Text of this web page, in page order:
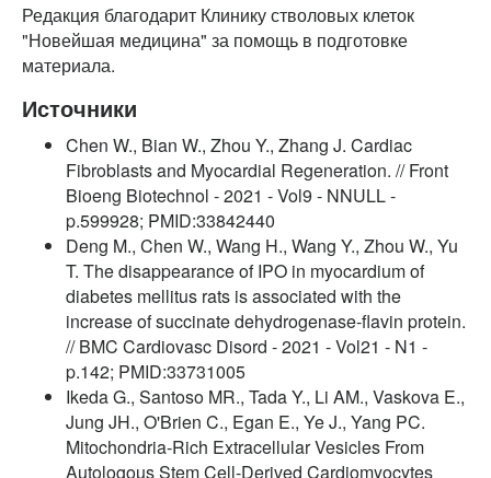
Редакция благодарит Клинику стволовых клеток
"Новейшая медицина" за помощь в подготовке
материала.
Источники
Chen W., Bian W., Zhou Y., Zhang J. Cardiac
Fibroblasts and Myocardial Regeneration. // Front
Bioeng Biotechnol - 2021 - Vol9 - NNULL -
p.599928; PMID:33842440
Deng M., Chen W., Wang H., Wang Y., Zhou W., Yu
T. The disappearance of IPO in myocardium of
diabetes mellitus rats is associated with the
increase of succinate dehydrogenase-flavin protein.
// BMC Cardiovasc Disord - 2021 - Vol21 - N1 -
p.142; PMID:33731005
Ikeda G., Santoso MR., Tada Y., Li AM., Vaskova E.,
Jung JH., O'Brien C., Egan E., Ye J., Yang PC.
Mitochondria-Rich Extracellular Vesicles From
Autologous Stem Cell-Derived Cardiomyocytes